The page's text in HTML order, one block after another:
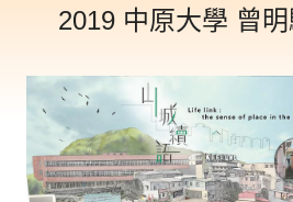
2019 中原大學 曾